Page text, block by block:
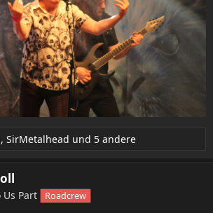
, SirMetalhead und 5 andere
Us Part Roadcrew